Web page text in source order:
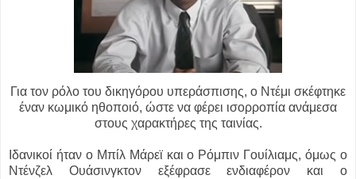
Για τον ρόλο του δικηγόρου υπεράσπισης, ο Ντέμι σκέφτηκε
έναν κωμικό ηθοποιό, ώστε να φέρει ισορροπία ανάμεσα
στους χαρακτήρες της ταινίας.
Ιδανικοί ήταν ο Μπίλ Μάρεϊ και ο Ρόμπιν Γουίλιαμς, όμως ο
Ντένζελ Ουάσινγκτον εξέφρασε ενδιαφέρον και ο